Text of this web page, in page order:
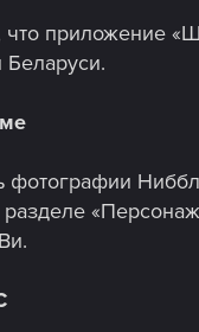
приложение
Беларуси.
фотографии